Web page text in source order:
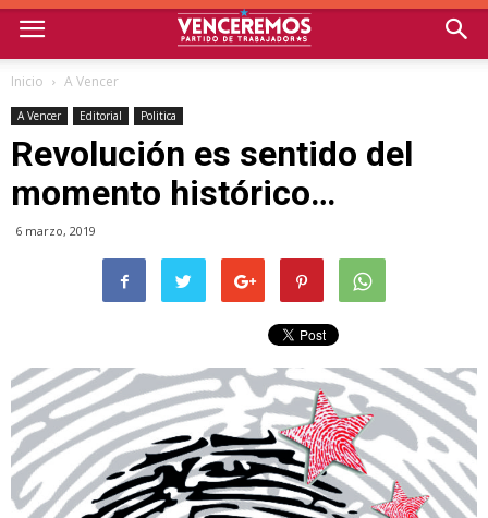
Inicio A Vencer
A Vencer Editorial Politica
Revolución es sentido del
momento histórico…
6 marzo, 2019